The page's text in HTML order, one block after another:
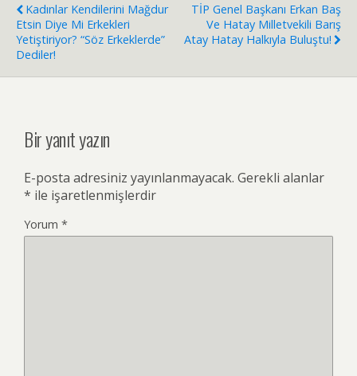
Kadınlar Kendilerini Mağdur
Etsin Diye Mi Erkekleri
Yetiştiriyor? “Söz Erkeklerde”
Dediler!
TİP Genel Başkanı Erkan Baş
Ve Hatay Milletvekili Barış
Atay Hatay Halkıyla Buluştu!
Bir yanıt yazın
E-posta adresiniz yayınlanmayacak. Gerekli alanlar
* ile işaretlenmişlerdir
Yorum *